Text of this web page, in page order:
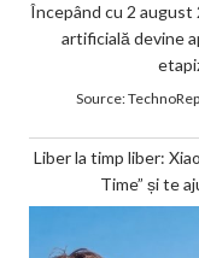
Începând cu 2 august
artificială devine
Source:
Liber la timp liber:
Time” și te